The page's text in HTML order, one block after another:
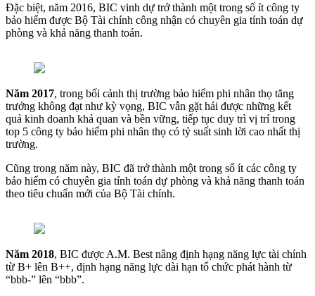
Đặc biệt, năm 2016, BIC vinh dự trở thành một trong số ít công ty
bảo hiểm được Bộ Tài chính công nhận có chuyên gia tính toán dự
phòng và khả năng thanh toán.
Năm 2017, trong bối cảnh thị trường bảo hiểm phi nhân thọ tăng
trưởng không đạt như kỳ vọng, BIC vẫn gặt hái được những kết
quả kinh doanh khả quan và bền vững, tiếp tục duy trì vị trí trong
top 5 công ty bảo hiểm phi nhân thọ có tỷ suất sinh lời cao nhất thị
trường.
Cũng trong năm này, BIC đã trở thành một trong số ít các công ty
bảo hiểm có chuyên gia tính toán dự phòng và khả năng thanh toán
theo tiêu chuẩn mới của Bộ Tài chính.
Năm 2018, BIC được A.M. Best nâng định hạng năng lực tài chính
từ B+ lên B++, định hạng năng lực dài hạn tổ chức phát hành từ
“bbb-” lên “bbb”.